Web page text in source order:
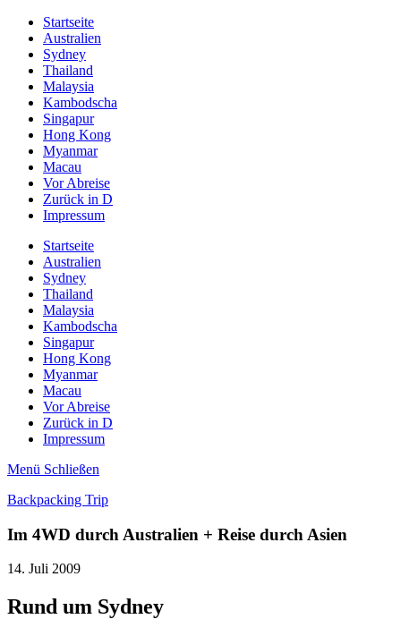
Startseite
Australien
Sydney
Thailand
Malaysia
Kambodscha
Singapur
Hong Kong
Myanmar
Macau
Vor Abreise
Zurück in D
Impressum
Startseite
Australien
Sydney
Thailand
Malaysia
Kambodscha
Singapur
Hong Kong
Myanmar
Macau
Vor Abreise
Zurück in D
Impressum
Menü Schließen
Backpacking Trip
Im 4WD durch Australien + Reise durch Asien
14. Juli 2009
Rund um Sydney